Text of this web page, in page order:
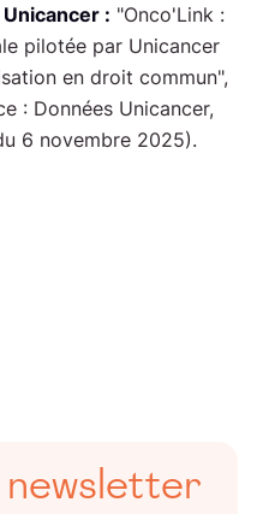
: "Onco'Link :
pilotée par Unicancer
en droit commun",
: Données Unicancer,
6 novembre 2025).
newsletter